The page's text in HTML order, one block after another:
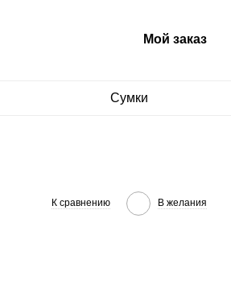
Мой заказ
Сумки
К сравнению В желания